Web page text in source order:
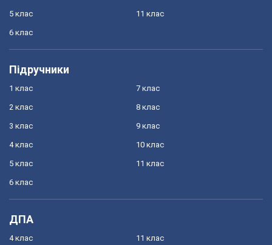
5 клас
6 клас
11 клас
Підручники
1 клас
2 клас
3 клас
4 клас
5 клас
6 клас
7 клас
8 клас
9 клас
10 клас
11 клас
ДПА
4 клас 11 клас